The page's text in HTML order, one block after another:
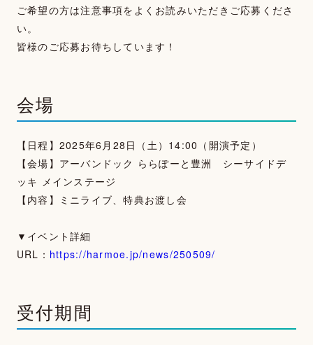
MOVIE
ご希望の方は注意事項をよくお読みいただきご応募くださ
い。
皆様のご応募お待ちしています！
会場
【日程】2025年6月28日（土）14:00（開演予定）
【会場】アーバンドック ららぽーと豊洲 シーサイドデ
ッキ メインステージ
【内容】ミニライブ、特典お渡し会
▼イベント詳細
URL： https://harmoe.jp/news/250509/
受付期間